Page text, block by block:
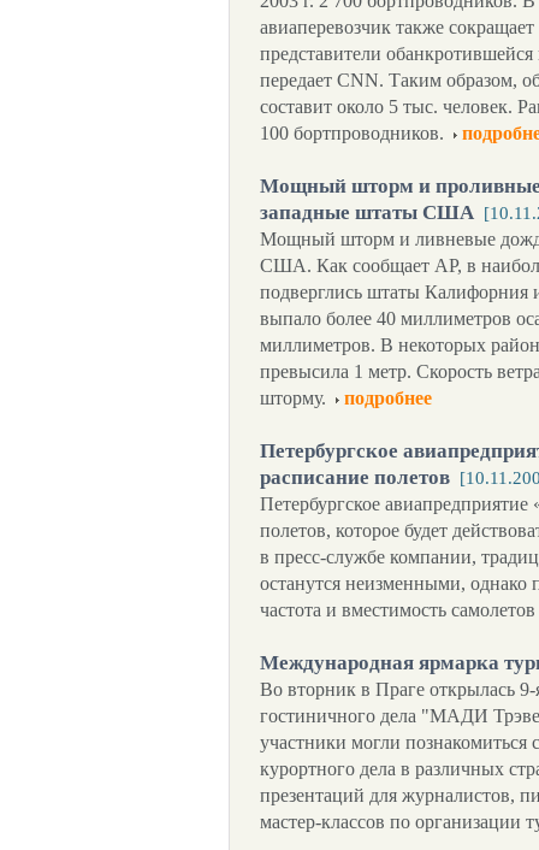
авиаперевозчик также
представители
передает CNN. Таким образом,
составит около 5 тыс. человек.
100 бортпроводников.
Мощный шторм и проливные
западные штаты США
Мощный шторм и ливневые
США. Как сообщает АР, в
подверглись штаты Калифорния
выпало более 40 миллиметров
миллиметров. В некоторых
превысила 1 метр. Скорость
шторму.
подробнее
Петербургское
расписание полетов
Петербургское
полетов, которое будет
в пресс-службе компании,
останутся неизменными,
частота и вместимость
Международная ярмарка
Во вторник в Праге открылась
гостиничного дела "МАДИ
участники могли познакомиться
курортного дела в различных
презентаций для журналистов,
мастер-классов по организации